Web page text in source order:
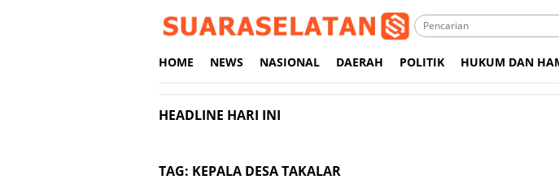
HOME NEWS NASIONAL DAERAH POLITIK HUKUM DAN
HEADLINE HARI INI
TAG: KEPALA DESA TAKALAR